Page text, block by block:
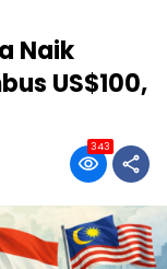
Naik
US$100,
343